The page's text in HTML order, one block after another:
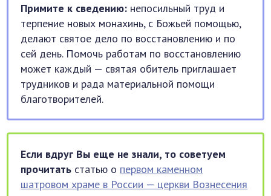
Примите к сведению: непосильный труд и
терпение новых монахинь, с Божьей помощью,
делают святое дело по восстановлению и по
сей день. Помочь работам по восстановлению
может каждый — святая обитель приглашает
трудников и рада материальной помощи
благотворителей.
Если вдруг Вы еще не знали, то советуем
прочитать статью о первом каменном
шатровом храме в России — церкви Вознесения